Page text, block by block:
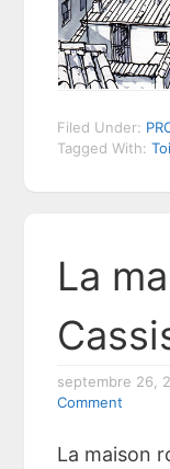
Filed Under:
Tagged With:
La
septembre 26,
Comment
La maison